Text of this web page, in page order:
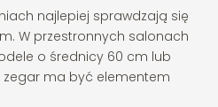
najlepiej sprawdzają się
W przestronnych salonach
o średnicy 60 cm lub
zegar ma być elementem